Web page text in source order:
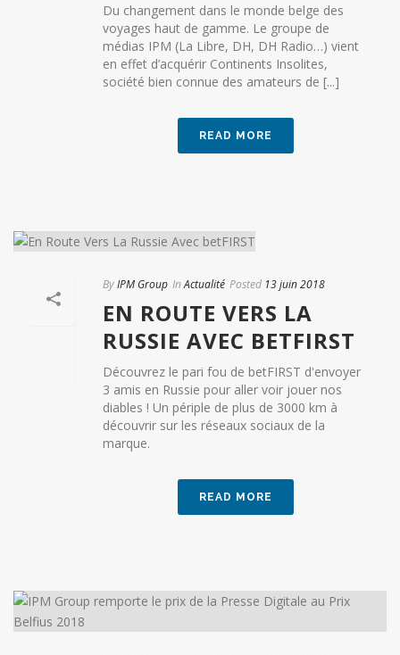
Du changement dans le monde belge des
voyages haut de gamme. Le groupe de
médias IPM (La Libre, DH, DH Radio…) vient
en effet d’acquérir Continents Insolites,
société bien connue des amateurs de [...]
READ MORE
ByIPM Group In Actualité Posted 13 juin 2018
EN ROUTE VERS LA
RUSSIE AVEC BETFIRST
Découvrez le pari fou de betFIRST d'envoyer
3 amis en Russie pour aller voir jouer nos
diables ! Un périple de plus de 3000 km à
découvrir sur les réseaux sociaux de la
marque.
READ MORE